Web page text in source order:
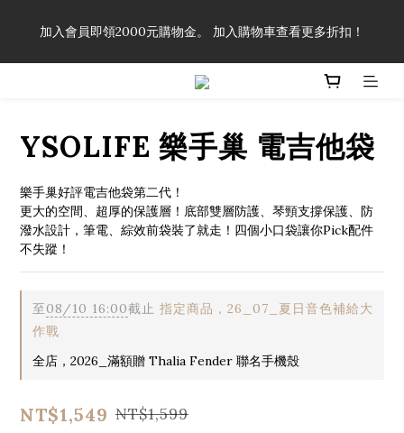
享有弦線、配件終生89折優惠！
加入會員即領2000元購物金。 加入購物車查看更多折扣！
「一生弦命！」單筆購買弦線、配件滿$999（不含運費），即可
YSOLIFE 樂手巢 電吉他袋
樂手巢好評電吉他袋第二代！
更大的空間、超厚的保護層！底部雙層防護、琴頸支撐保護、防
潑水設計，筆電、綜效前袋裝了就走！四個小口袋讓你Pick配件
不失蹤！
至08/10 16:00截止 指定商品，26_07_夏日音色補給大
作戰
全店，2026_滿額贈 Thalia Fender 聯名手機殼
NT$1,549 NT$1,599